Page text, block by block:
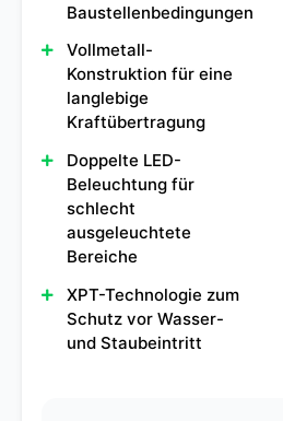
Baustellenbedingungen
Vollmetall-
Konstruktion für eine
langlebige
Kraftübertragung
Doppelte LED-
Beleuchtung für
schlecht
ausgeleuchtete
Bereiche
XPT-Technologie zum
Schutz vor Wasser-
und Staubeintritt